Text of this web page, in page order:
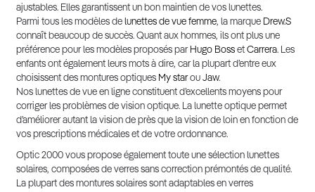
ajustables. Elles garantissent un bon maintien de vos lunettes.
Parmi tous les modèles de lunettes de vue femme, la marque Drew.S
connaît beaucoup de succès. Quant aux hommes, ils ont plus une
préférence pour les modèles proposés par Hugo Boss et Carrera. Les
enfants ont également leurs mots à dire, car la plupart d’entre eux
choisissent des montures optiques My starou Jaw.
Nos lunettes de vue en ligne constituent d’excellents moyens pour
corriger les problèmes de vision optique. La lunette optique permet
d’améliorer autant la vision de près que la vision de loin en fonction de
vos prescriptions médicales et de votre ordonnance.
Optic 2000 vous propose également toute une sélection lunettes
solaires, composées de verres sans correction prémontés de qualité.
La plupart des montures solaires sont adaptables en verres